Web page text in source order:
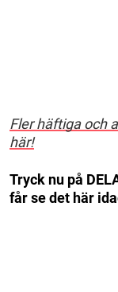
Fler häftiga och
här!
Tryck nu på
får se det här